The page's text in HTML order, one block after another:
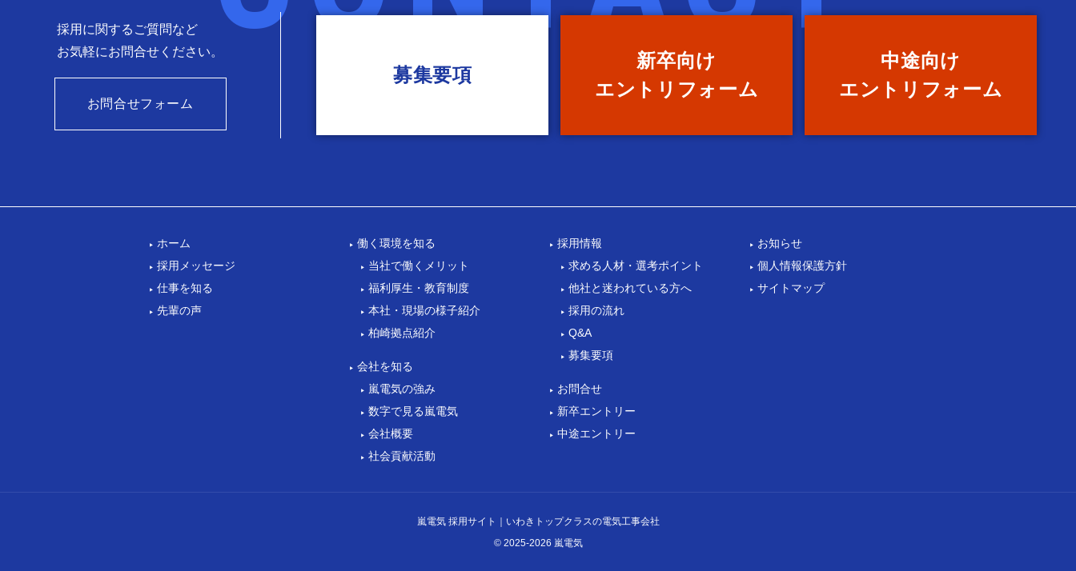
採用に関するご質問など
お気軽にお問合せください。
お問合せフォーム
募集要項
新卒向け
エントリ フォーム
中途向け
エントリ フォーム
ホーム
採用メッセージ
仕事を知る
先輩の声
働く環境を知る
当社で働くメリット
福利厚生・教育制度
本社・現場の様子紹介
柏崎拠点紹介
会社を知る
嵐電気の強み
数字で見る嵐電気
会社概要
社会貢献活動
採用情報
求める人材・選考ポイント
他社と迷われている方へ
採用の流れ
Q&A
募集要項
お問合せ
新卒エントリー
中途エントリー
お知らせ
個人情報保護方針
サイトマップ
© 2025-2026 嵐電気
嵐電気 採用サイト｜いわきトップクラスの電気工事会社